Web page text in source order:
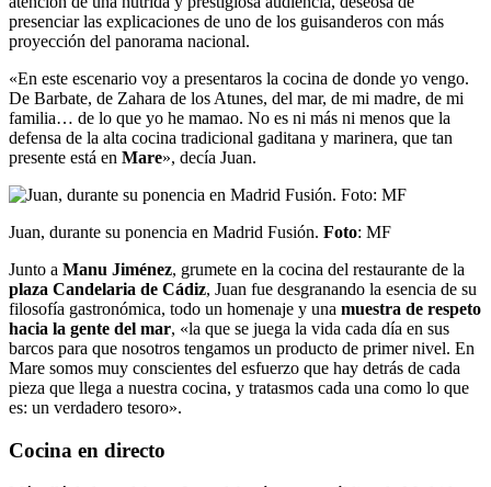
presenciar las explicaciones de uno de los guisanderos con más
proyección del panorama nacional.
«En este escenario voy a presentaros la cocina de donde yo vengo.
De Barbate, de Zahara de los Atunes, del mar, de mi madre, de mi
familia… de lo que yo he mamao. No es ni más ni menos que la
defensa de la alta cocina tradicional gaditana y marinera, que tan
presente está en Mare», decía Juan.
Juan, durante su ponencia en Madrid Fusión. Foto: MF
Junto a Manu Jiménez, grumete en la cocina del restaurante de la
plaza Candelaria de Cádiz, Juan fue desgranando la esencia de su
filosofía gastronómica, todo un homenaje y una muestra de respeto
hacia la gente del mar, «la que se juega la vida cada día en sus
barcos para que nosotros tengamos un producto de primer nivel. En
Mare somos muy conscientes del esfuerzo que hay detrás de cada
pieza que llega a nuestra cocina, y tratasmos cada una como lo que
es: un verdadero tesoro».
Cocina en directo